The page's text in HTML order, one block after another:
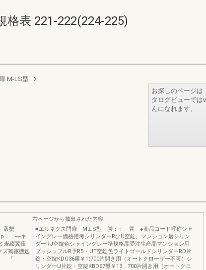
格表 221-222(224-225)
M-LS型
お探しのページは
タログビューでは
んになれます。
り 叢蟹
p． −−キ
麦綴翼葎
ズ篶霧搬迄
「
右ページから抽出された内容
■エルネクス門扉 M⊥S型 脚：： 冒 ●商品コード呼称シャ
イングレー価格億考シリンダーRひU空錠、マンション屠シリン
ダーRJ空錠色シャイングレー準規格晶受注生産晶マンション用
プッシュブルR予RB・UT空錠色ライトゴールドシリンダーRD片
錠・空錠KDG36霧￥1t700片開き用（オートクローザー不可）シ
リンダーU片錠・空錠KBD67璽￥13，700片開き用（オートクロ